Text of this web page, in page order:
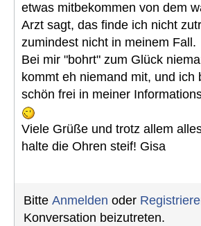
etwas mitbekommen von dem
Arzt sagt, das finde ich nicht
zumindest nicht in meinem Fall.
Bei mir "bohrt" zum Glück
kommt eh niemand mit, und ich
schön frei in meiner
Viele Grüße und trotz allem
halte die Ohren steif! Gisa
Bitte Anmelden oder
Konversation beizutreten.